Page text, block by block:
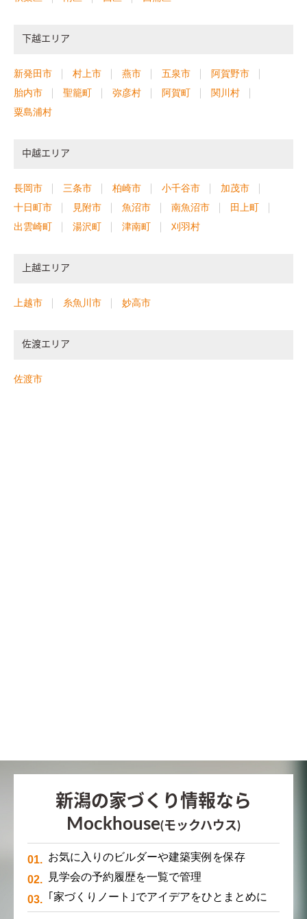
下越エリア
新発田市 村上市 燕市 五泉市
阿賀野市
胎内市
聖籠町 弥彦村 阿賀町
関川村
粟島浦村
中越エリア
長岡市 三条市 柏崎市 小千谷市
加茂市
十日町市
見附市 魚沼市 南魚沼市
田上町
出雲崎町
湯沢町 津南町 刈羽村
上越エリア
上越市 糸魚川市 妙高市
佐渡エリア
佐渡市
新潟の家づくり情報なら
Mockhouse(モックハウス)
お気に入りのビルダーや建築実例を保存
見学会の予約履歴を一覧で管理
｢家づくりノート｣でアイデアをひとまとめに